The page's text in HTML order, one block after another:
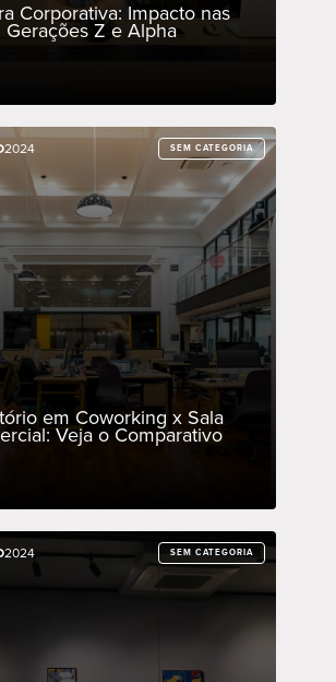
Corporativa: Impacto nas
Gerações Z e Alpha
2024 SEM CATEGORIA
em Coworking x Sala
Veja o Comparativo
2024 SEM CATEGORIA
2024 SEM CATEGORIA
2024 SEM CATEGORIA